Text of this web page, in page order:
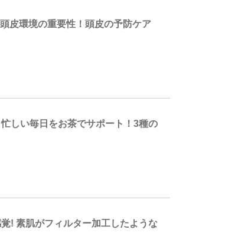
皮環境の重要性！頭皮の予防ケア
しい毎日をお茶でサポート！3種の
! 素肌がフィルター加工したような